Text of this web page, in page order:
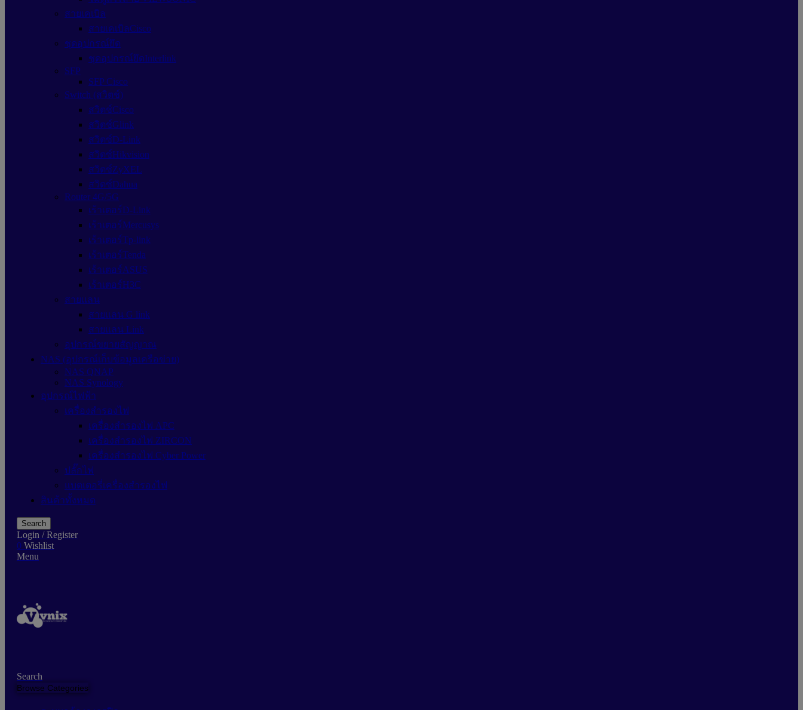
สายเคเบิล
สายเคเบิลCisco
ชุดอุปกรณ์ยึด
ชุดอุปกรณ์ยึดInterlink
SFP
SFP Cisco
Switch (สวิตช์)
สวิตช์Cisco
สวิตช์Glink
สวิตซ์D-Link
สวิตซ์Hikvision
สวิตซ์ZyXEL
สวิตซ์Dahua
Router 4G/5G
เร้าเตอร์D-Link
เร้าเตอร์Mercusys
เร้าเตอร์Tp-link
เร้าเตอร์Tenda
เร้าเตอร์ASUS
เร้าเตอร์H3C
สายแลน
สายแลน G link
สายแลน Link
อุปกรณ์ขยายสัญญาณ
NAS (อุปกรณ์เก็บข้อมูลเครือข่าย)
NAS QNAP
NAS Synology
อุปกรณ์ไฟฟ้า
เครื่องสำรองไฟ
เครื่องสำรองไฟ APC
เครื่องสำรองไฟ ZIRCON
เครื่องสำรองไฟ Cyber Power
ปลั๊กไฟ
แบตเตอรี่เครื่องสำรองไฟ
สินค้าทั้งหมด
Search
Login / Register
0 Wishlist
Menu
Search
Browse Categories